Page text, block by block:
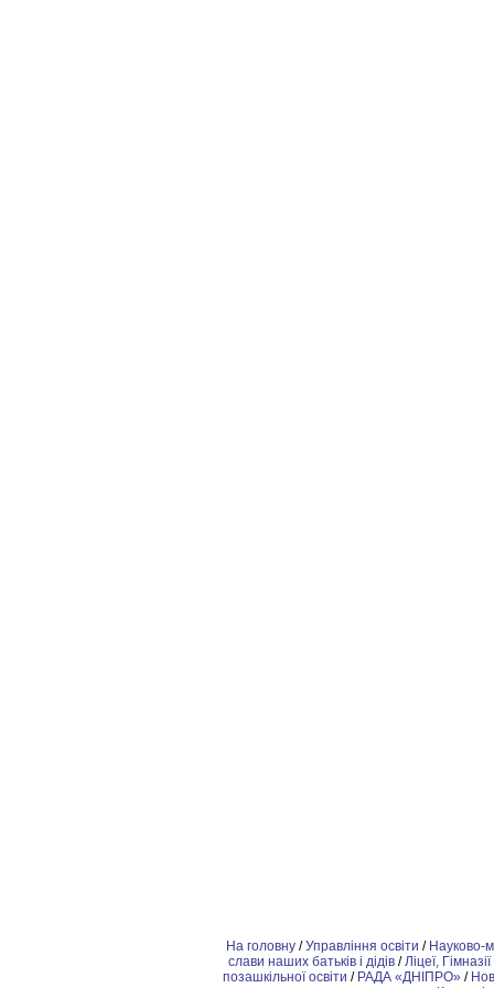
На головну /Управління освіти / Науково-
слави наших батьків і дідів/Ліцеї, Гімназії
позашкiльної освіти / РАДА «ДНІПРО» /